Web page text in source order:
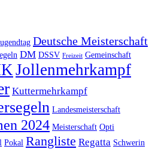
Deutsche Meisterschaft
DM DSSV Freizeit Gemeinschaft
Jollenmehrkampf
Kuttermehrkampf
Landesmeisterschaft
2024 Meisterschaft Opti
Pokal Rangliste Regatta Schwerin